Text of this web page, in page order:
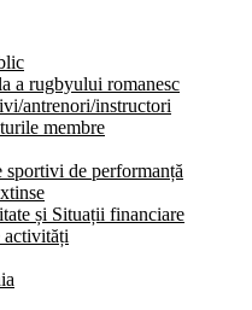
a rugbyului romanesc
antrenori/instructori
membre
sportivi de performanță
și Situații financiare
activități